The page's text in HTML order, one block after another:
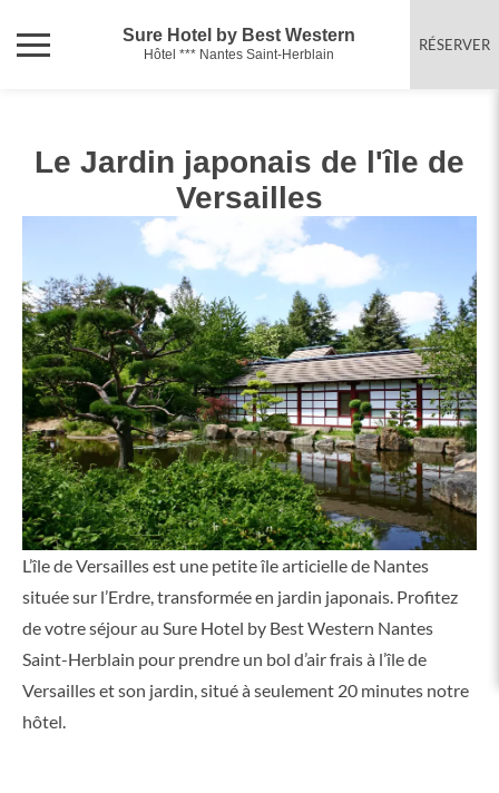
Sure Hotel by Best Western
Hôtel *** Nantes Saint-Herblain
RÉSERVER
Le Jardin japonais de l'île de
Versailles
L’île de Versailles est une petite île articielle de Nantes
située sur l’Erdre, transformée en jardin japonais. Profitez
de votre séjour au Sure Hotel by Best Western Nantes
Saint-Herblain pour prendre un bol d’air frais à l’île de
Versailles et son jardin, situé à seulement 20 minutes notre
hôtel.